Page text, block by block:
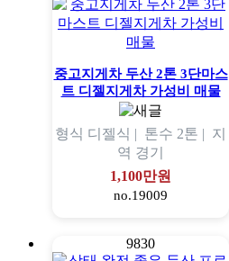
중고지게차 두산 2톤 3단마스
트 디젤지게차 가성비 매물
형식 디젤식 | 톤수 2톤 | 지
역 경기
1,100만원
no.19009
9830